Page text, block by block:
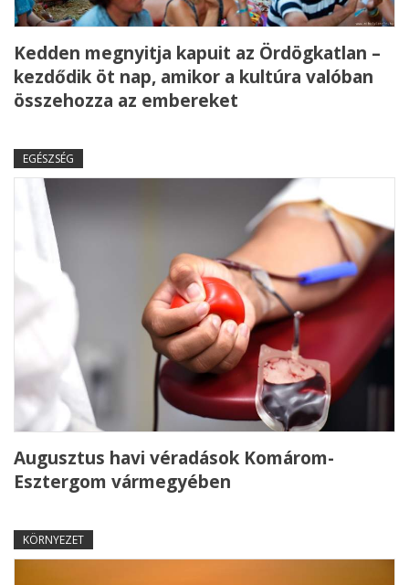
Kedden megnyitja kapuit az Ördögkatlan –
kezdődik öt nap, amikor a kultúra valóban
összehozza az embereket
EGÉSZSÉG
Augusztus havi véradások Komárom-
Esztergom vármegyében
KÖRNYEZET